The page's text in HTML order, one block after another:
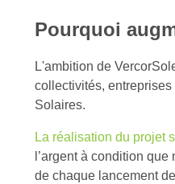
Pourquoi
L'ambition de
collectivités,
Solaires.
La réalisation du projet
l’argent à condition
de chaque lancement